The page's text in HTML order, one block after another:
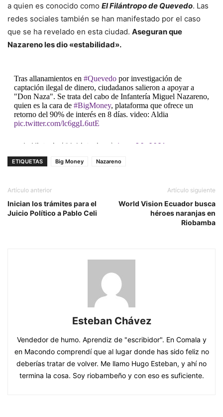
a quien es conocido como El Filántropo de Quevedo. Las
redes sociales también se han manifestado por el caso
que se ha revelado en esta ciudad. Aseguran que
Nazareno les dio «estabilidad».
Tras allanamientos en #Quevedopor investigación de
captación ilegal de dinero, ciudadanos salieron a apoyar a
"Don Naza". Se trata del cabo de Infantería Miguel Nazareno,
quien es la cara de #BigMoney, plataforma que ofrece un
retorno del 90% de interés en 8 días. video: Aldia
pic.twitter.com/lc6ggL6utE
— LaHistoria (@lahistoriaec) June 30, 2021
ETIQUETAS Big Money Nazareno
Artículo anterior
Inician los trámites para el
Juicio Político a Pablo Celi
Artículo siguiente
World Vision Ecuador busca
héroes naranjas en
Riobamba
Esteban Chávez
Vendedor de humo. Aprendiz de "escribidor". En Comala y
en Macondo comprendí que al lugar donde has sido feliz no
deberías tratar de volver. Me llamo Hugo Esteban, y ahí no
termina la cosa. Soy riobambeño y con eso es suficiente.